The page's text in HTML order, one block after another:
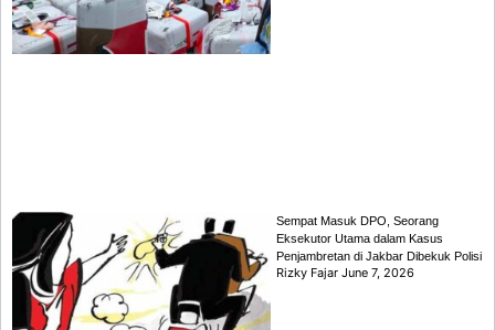
Sempat Masuk DPO, Seorang
Eksekutor Utama dalam Kasus
Penjambretan di Jakbar Dibekuk Polisi
Rizky FajarJune 7, 2026